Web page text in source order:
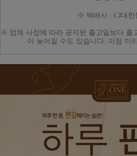
※ 택배사 : CJ대한
※ 업체 사정에 따라 공지된 출고일보다 출
이 늦어질 수도 있습니다. 이점 미